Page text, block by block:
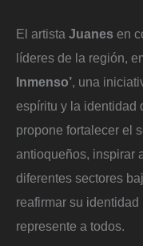
El artista Juanes en
líderes de la región,
Inmenso’, una
espíritu y la identidad
propone fortalecer el
antioqueños, inspirar
diferentes sectores
reafirmar su
represente a todos.